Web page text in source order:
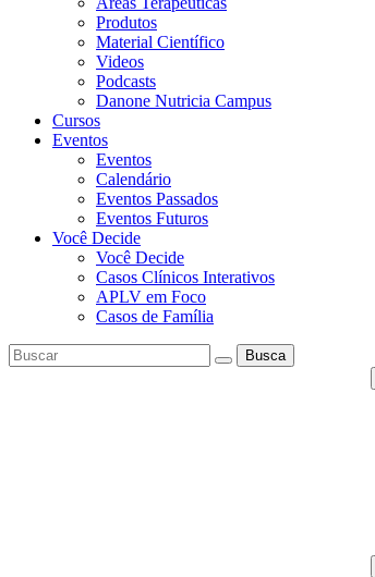
Produtos
Material Científico
Videos
Podcasts
Danone Nutricia Campus
Cursos
Eventos
Eventos
Calendário
Eventos Passados
Eventos Futuros
Você Decide
Você Decide
Casos Clínicos Interativos
APLV em Foco
Casos de Família
Busca